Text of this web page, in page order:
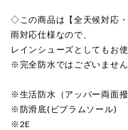
◇この商品は【全天候対応
雨対応仕様なので、
レインシューズとしてもお
※完全防水ではございません
※生活防水（アッパー両面
※防滑底(ビブラムソール)
※2E